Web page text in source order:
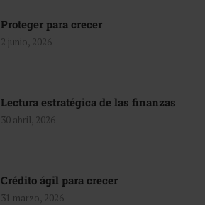
Proteger para crecer
2 junio, 2026
Lectura estratégica de las finanzas
30 abril, 2026
Crédito ágil para crecer
31 marzo, 2026